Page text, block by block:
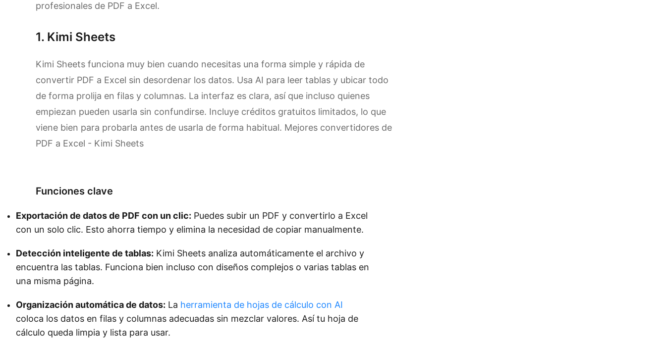
profesionales de PDF a Excel.
1. Kimi Sheets
Kimi Sheets funciona muy bien cuando necesitas una forma simple y rápida de
convertir PDF a Excel sin desordenar los datos. Usa AI para leer tablas y ubicar todo
de forma prolija en filas y columnas. La interfaz es clara, así que incluso quienes
empiezan pueden usarla sin confundirse. Incluye créditos gratuitos limitados, lo que
viene bien para probarla antes de usarla de forma habitual. Mejores convertidores de
PDF a Excel - Kimi Sheets
Funciones clave
Exportación de datos de PDF con un clic: Puedes subir un PDF y convertirlo a Excel
con un solo clic. Esto ahorra tiempo y elimina la necesidad de copiar manualmente.
Detección inteligente de tablas: Kimi Sheets analiza automáticamente el archivo y
encuentra las tablas. Funciona bien incluso con diseños complejos o varias tablas en
una misma página.
Organización automática de datos: La herramienta de hojas de cálculo con AI
coloca los datos en filas y columnas adecuadas sin mezclar valores. Así tu hoja de
cálculo queda limpia y lista para usar.